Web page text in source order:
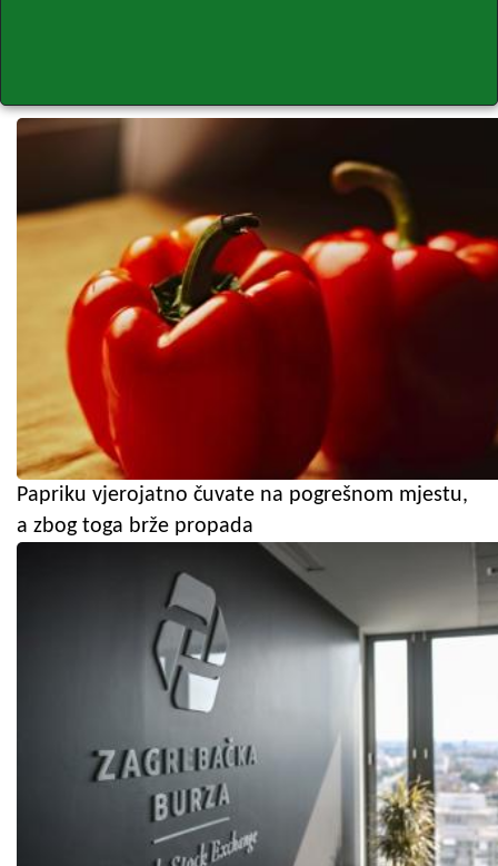
Papriku vjerojatno čuvate na pogrešnom mjestu,
a zbog toga brže propada